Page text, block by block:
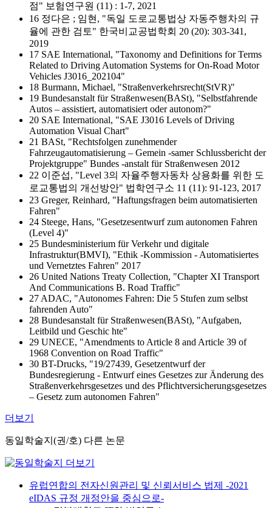
점" 보험연구원 (11) : 1-7, 2021
16 정다은 ; 임현, "독일 도로교통법상 자동주행차의 규
율에 관한 검토" 한국비교공법학회 20 (20): 303-341,
2019
17 SAE International, "Taxonomy and Definitions for Terms
Related to Driving Automation Systems for On-Road Motor
Vehicles J3016_202104"
18 Burmann, Michael, "Straßenverkehrsrecht(StVR)"
19 Bundesanstalt für Straßenwesen(BASt), "Selbstfahrende
Autos – assistiert, automatisiert oder autonom?"
20 SAE International, "SAE J3016 Levels of Driving
Automation Visual Chart"
21 BASt, "Rechtsfolgen zunehmender
Fahrzeugautomatisierung – Gemein -samer Schlussbericht der
Projektgruppe" Bundes -anstalt für Straßenwesen 2012
22 이준섭, "Level 3의 자율주행자동차 상용화를 위한 도
로교통법의 개선방안" 법학연구소 11 (11): 91-123, 2017
23 Greger, Reinhard, "Haftungsfragen beim automatisierten
Fahren"
24 Steege, Hans, "Gesetzesentwurf zum autonomen Fahren
(Level 4)"
25 Bundesministerium für Verkehr und digitale
Infrastruktur(BMVI), "Ethik -Kommission - Automatisiertes
und Vernetztes Fahren" 2017
26 United Nations Treaty Collection, "Chapter XI Transport
And Communications B. Road Traffic"
27 ADAC, "Autonomes Fahren: Die 5 Stufen zum selbst
fahrenden Auto"
28 Bundesanstalt für Straßenwesen(BASt), "Aufgaben,
Leitbild und Geschic hte"
29 UNECE, "Amendments to Article 8 and Article 39 of
1968 Convention on Road Traffic"
30 BT-Drucks, "19/27439, Gesetzentwurf der
Bundesregierung - Entwurf eines Gesetzes zur Änderung des
Straßenverkehrsgesetzes und des Pflichtversicherungsgesetzes
– Gesetz zum autonomen Fahren"
더보기
동일학술지(권/호) 다른 논문
유럽연합의 전자신원관리 및 신뢰서비스 법제 -2021
eIDAS 규정 개정안을 중심으로-